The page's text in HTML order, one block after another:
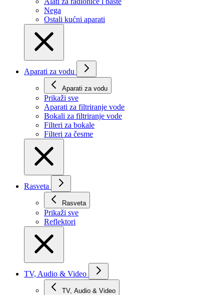
Nega
Ostali kućni aparati
Aparati za vodu
Aparati za vodu
Prikaži svе
Aparati za filtriranje vode
Bokali za filtriranje vode
Filteri za bokale
Filteri za česme
Rasveta
Rasveta
Prikaži svе
Reflektori
TV, Audio & Video
TV, Audio & Video